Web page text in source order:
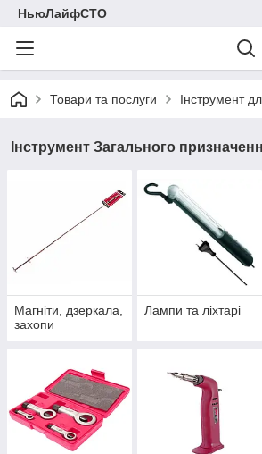
НьюЛайфСТО
Товари та послуги Інструмент
Інструмент Загального
Магніти, дзеркала,
захопи
Лампи та ліхтарі